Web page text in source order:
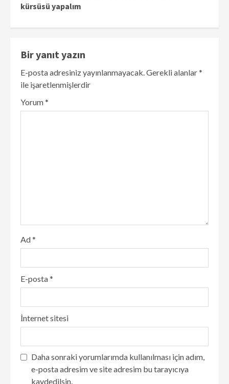
kürsüsü yapalım
Bir yanıt yazın
E-posta adresiniz yayınlanmayacak.Gerekli alanlar*
ile işaretlenmişlerdir
Yorum*
Ad*
E-posta*
İnternet sitesi
Daha sonraki yorumlarımda kullanılması için adım,
e-posta adresim ve site adresim bu tarayıcıya
kaydedilsin.